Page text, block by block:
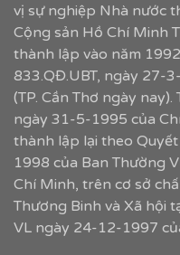
vị sự nghiệp Nhà nước
Cộng sản Hồ Chí Minh
thành lập vào năm
833.QĐ.UBT, ngày 27-
(TP. Cần Thơ ngày
ngày 31-5-1995 của
thành lập lại theo
1998 của Ban Thường
Chí Minh, trên cơ sở
Thương Binh và Xã hội
VL ngày 24-12-1997